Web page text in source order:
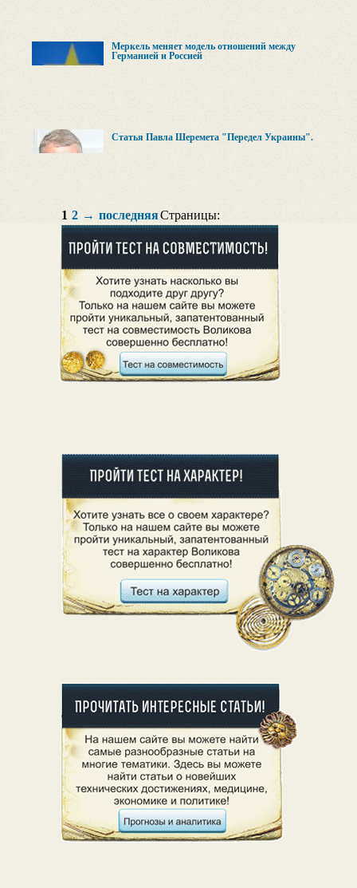
Меркель меняет модель отношений между
Германией и Россией
Cтатья Павла Шеремета "Передел Украины".
Страницы:
1 2 → последняя